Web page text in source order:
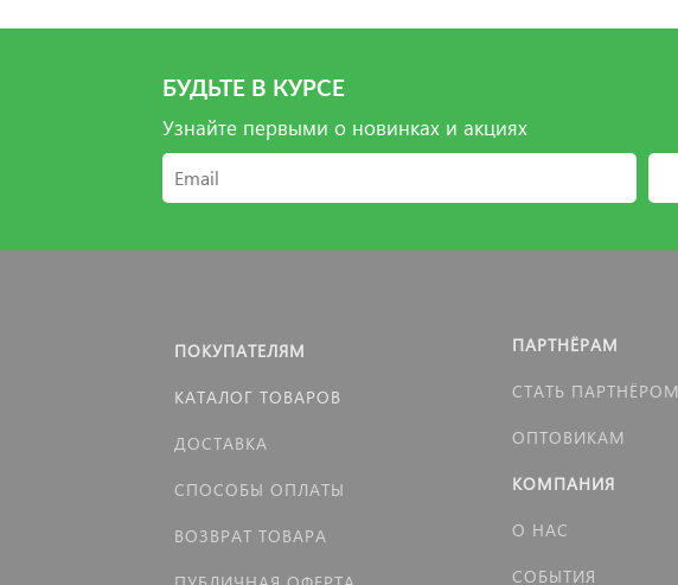
БУДЬТЕ В КУРСЕ
Узнайте первыми о новинках и акциях
ПОКУПАТЕЛЯМ
КАТАЛОГ ТОВАРОВ
ДОСТАВКА
СПОСОБЫ ОПЛАТЫ
ВОЗВРАТ ТОВАРА
ПАРТНЁРАМ
СТАТЬ ПАРТНЁРОМ
ОПТОВИКАМ
КОМПАНИЯ
О НАС
СОБЫТИЯ